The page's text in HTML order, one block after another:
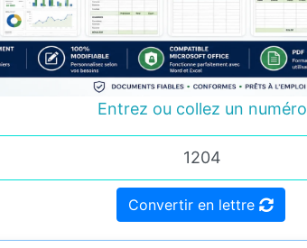
Entrez ou collez un numéro
Convertir en lettre